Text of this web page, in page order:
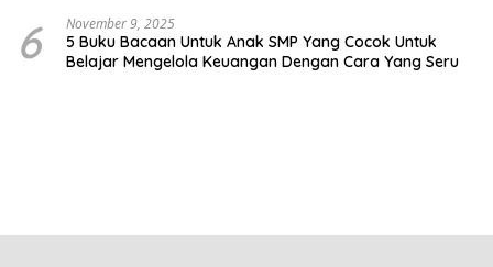
6 November 9, 2025
5 Buku Bacaan Untuk Anak SMP Yang Cocok Untuk
Belajar Mengelola Keuangan Dengan Cara Yang Seru